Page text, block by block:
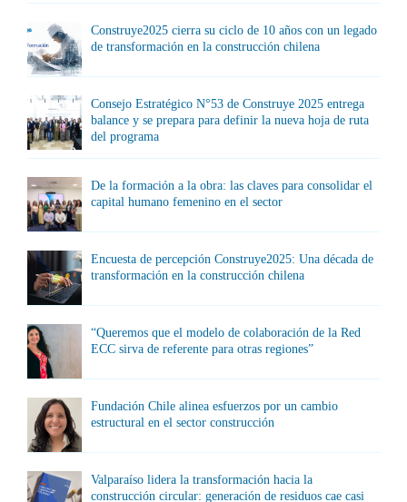
Construye2025 cierra su ciclo de 10 años con un legado
de transformación en la construcción chilena
Consejo Estratégico N°53 de Construye 2025 entrega
balance y se prepara para definir la nueva hoja de ruta
del programa
De la formación a la obra: las claves para consolidar el
capital humano femenino en el sector
Encuesta de percepción Construye2025: Una década de
transformación en la construcción chilena
“Queremos que el modelo de colaboración de la Red
ECC sirva de referente para otras regiones”
Fundación Chile alinea esfuerzos por un cambio
estructural en el sector construcción
Valparaíso lidera la transformación hacia la
construcción circular: generación de residuos cae casi